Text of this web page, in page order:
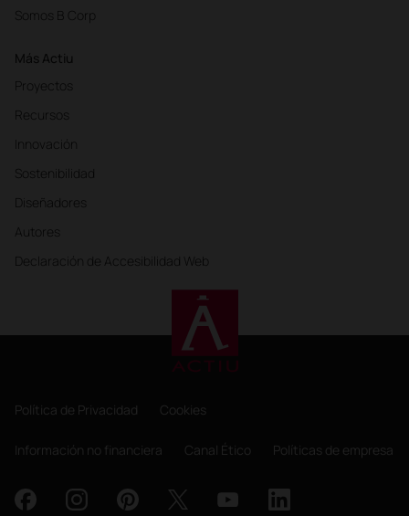
Somos B Corp
Más Actiu
Proyectos
Recursos
Innovación
Sostenibilidad
Diseñadores
Autores
Declaración de Accesibilidad Web
Política de Privacidad Cookies
Información no financiera Canal Ético Políticas de empresa